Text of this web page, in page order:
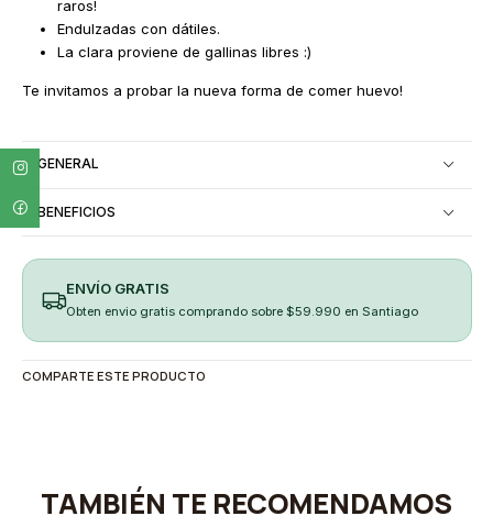
raros!
Endulzadas con dátiles.
La clara proviene de gallinas libres :)
Te invitamos a probar la nueva forma de comer huevo!
GENERAL
BENEFICIOS
ENVÍO GRATIS
Obten envio gratis comprando sobre $59.990 en Santiago
COMPARTE ESTE PRODUCTO
TAMBIÉN TE RECOMENDAMOS